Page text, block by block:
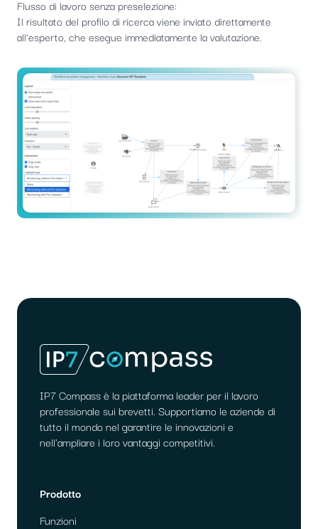
Flusso di lavoro senza preselezione:
Il risultato del profilo di ricerca viene inviato direttamente
all'esperto, che esegue immediatamente la valutazione.
IP7 Compass è la piattaforma leader per il lavoro
professionale sui brevetti. Supportiamo le aziende di
tutto il mondo nel garantire le innovazioni e
nell'ampliare i loro vantaggi competitivi.
Prodotto
Funzioni